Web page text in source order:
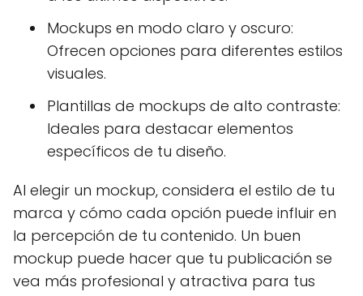
Mockups en modo claro y oscuro:
Ofrecen opciones para diferentes estilos
visuales.
Plantillas de mockups de alto contraste:
Ideales para destacar elementos
específicos de tu diseño.
Al elegir un mockup, considera el estilo de tu
marca y cómo cada opción puede influir en
la percepción de tu contenido. Un buen
mockup puede hacer que tu publicación se
vea más profesional y atractiva para tus